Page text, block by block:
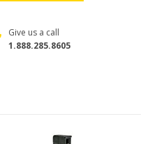
Give us a call
1.888.285.8605